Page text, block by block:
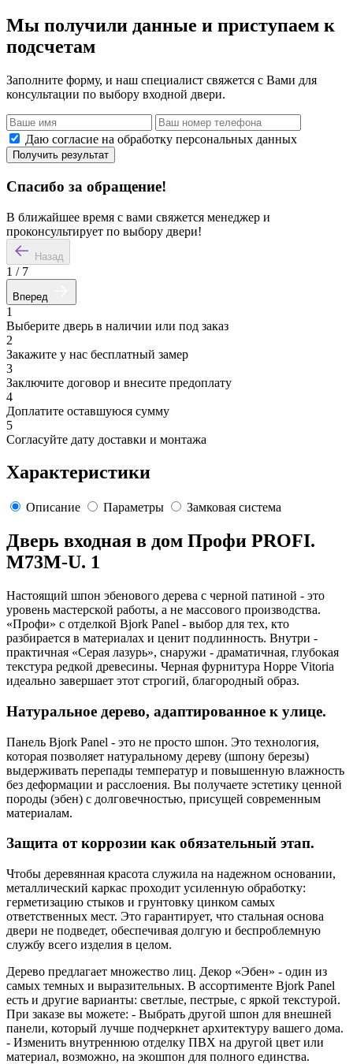
Мы получили данные и приступаем к
подсчетам
Заполните форму, и наш специалист свяжется с Вами для
консультации по выбору входной двери.
Даю согласие на обработку персональных данных
Получить результат
Спасибо за обращение!
В ближайшее время с вами свяжется менеджер и
проконсультирует по выбору двери!
Назад
1 / 7
Вперед
1
Выберите дверь в наличии или под заказ
2
Закажите у нас бесплатный замер
3
Заключите договор и внесите предоплату
4
Доплатите оставшуюся сумму
5
Согласуйте дату доставки и монтажа
Характеристики
Описание Параметры Замковая система
Дверь входная в дом Профи PROFI.
M73M-U. 1
Настоящий шпон эбенового дерева с черной патиной - это
уровень мастерской работы, а не массового производства.
«Профи» с отделкой Bjork Panel - выбор для тех, кто
разбирается в материалах и ценит подлинность. Внутри -
практичная «Серая лазурь», снаружи - драматичная, глубокая
текстура редкой древесины. Черная фурнитура Hoppe Vitoria
идеально завершает этот строгий, благородный образ.
Натуральное дерево, адаптированное к улице.
Панель Bjork Panel - это не просто шпон. Это технология,
которая позволяет натуральному дереву (шпону березы)
выдерживать перепады температур и повышенную влажность
без деформации и расслоения. Вы получаете эстетику ценной
породы (эбен) с долговечностью, присущей современным
материалам.
Защита от коррозии как обязательный этап.
Чтобы деревянная красота служила на надежном основании,
металлический каркас проходит усиленную обработку:
герметизацию стыков и грунтовку цинком самых
ответственных мест. Это гарантирует, что стальная основа
двери не подведет, обеспечивая долгую и беспроблемную
службу всего изделия в целом.
Дерево предлагает множество лиц. Декор «Эбен» - один из
самых темных и выразительных. В ассортименте Bjork Panel
есть и другие варианты: светлые, пестрые, с яркой текстурой.
При заказе вы можете: - Выбрать другой шпон для внешней
панели, который лучше подчеркнет архитектуру вашего дома.
- Изменить внутреннюю отделку ПВХ на другой цвет или
материал, возможно, на экошпон для полного единства.